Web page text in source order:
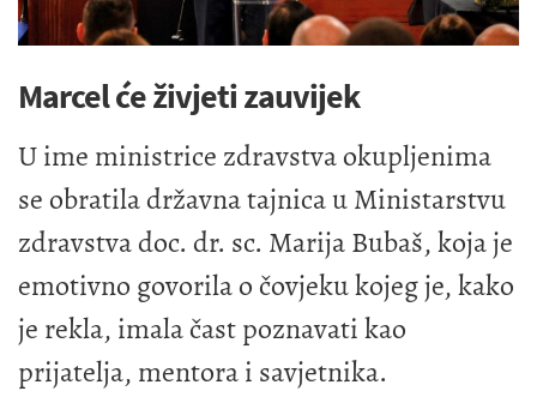
Marcel će živjeti zauvijek
U ime ministrice zdravstva okupljenima
se obratila državna tajnica u Ministarstvu
zdravstva doc. dr. sc. Marija Bubaš, koja je
emotivno govorila o čovjeku kojeg je, kako
je rekla, imala čast poznavati kao
prijatelja, mentora i savjetnika.